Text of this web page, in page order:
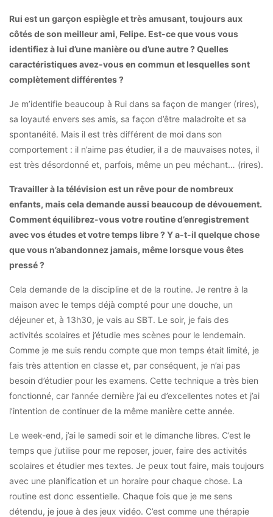
Rui est un garçon espiègle et très amusant, toujours aux
côtés de son meilleur ami, Felipe. Est-ce que vous vous
identifiez à lui d’une manière ou d’une autre ? Quelles
caractéristiques avez-vous en commun et lesquelles sont
complètement différentes ?
Je m’identifie beaucoup à Rui dans sa façon de manger (rires),
sa loyauté envers ses amis, sa façon d’être maladroite et sa
spontanéité. Mais il est très différent de moi dans son
comportement : il n’aime pas étudier, il a de mauvaises notes, il
est très désordonné et, parfois, même un peu méchant… (rires).
Travailler à la télévision est un rêve pour de nombreux
enfants, mais cela demande aussi beaucoup de dévouement.
Comment équilibrez-vous votre routine d’enregistrement
avec vos études et votre temps libre ? Y a-t-il quelque chose
que vous n’abandonnez jamais, même lorsque vous êtes
pressé ?
Cela demande de la discipline et de la routine. Je rentre à la
maison avec le temps déjà compté pour une douche, un
déjeuner et, à 13h30, je vais au SBT. Le soir, je fais des
activités scolaires et j’étudie mes scènes pour le lendemain.
Comme je me suis rendu compte que mon temps était limité, je
fais très attention en classe et, par conséquent, je n’ai pas
besoin d’étudier pour les examens. Cette technique a très bien
fonctionné, car l’année dernière j’ai eu d’excellentes notes et j’ai
l’intention de continuer de la même manière cette année.
Le week-end, j’ai le samedi soir et le dimanche libres. C’est le
temps que j’utilise pour me reposer, jouer, faire des activités
scolaires et étudier mes textes. Je peux tout faire, mais toujours
avec une planification et un horaire pour chaque chose. La
routine est donc essentielle. Chaque fois que je me sens
détendu, je joue à des jeux vidéo. C’est comme une thérapie